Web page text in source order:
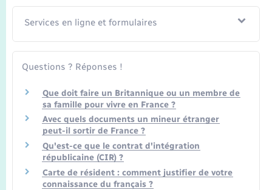
Services en ligne et formulaires
Questions ? Réponses !
Que doit faire un Britannique ou un membre de
sa famille pour vivre en France ?
Avec quels documents un mineur étranger
peut-il sortir de France ?
Qu'est-ce que le contrat d'intégration
républicaine (CIR) ?
Carte de résident : comment justifier de votre
connaissance du français ?